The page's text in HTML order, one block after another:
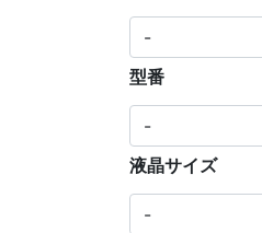
型番
液晶サイズ